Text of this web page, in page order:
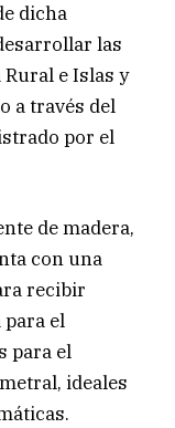
dicha
las
e Islas y
a través del
por el
de madera,
con una
recibir
el
para el
ideales